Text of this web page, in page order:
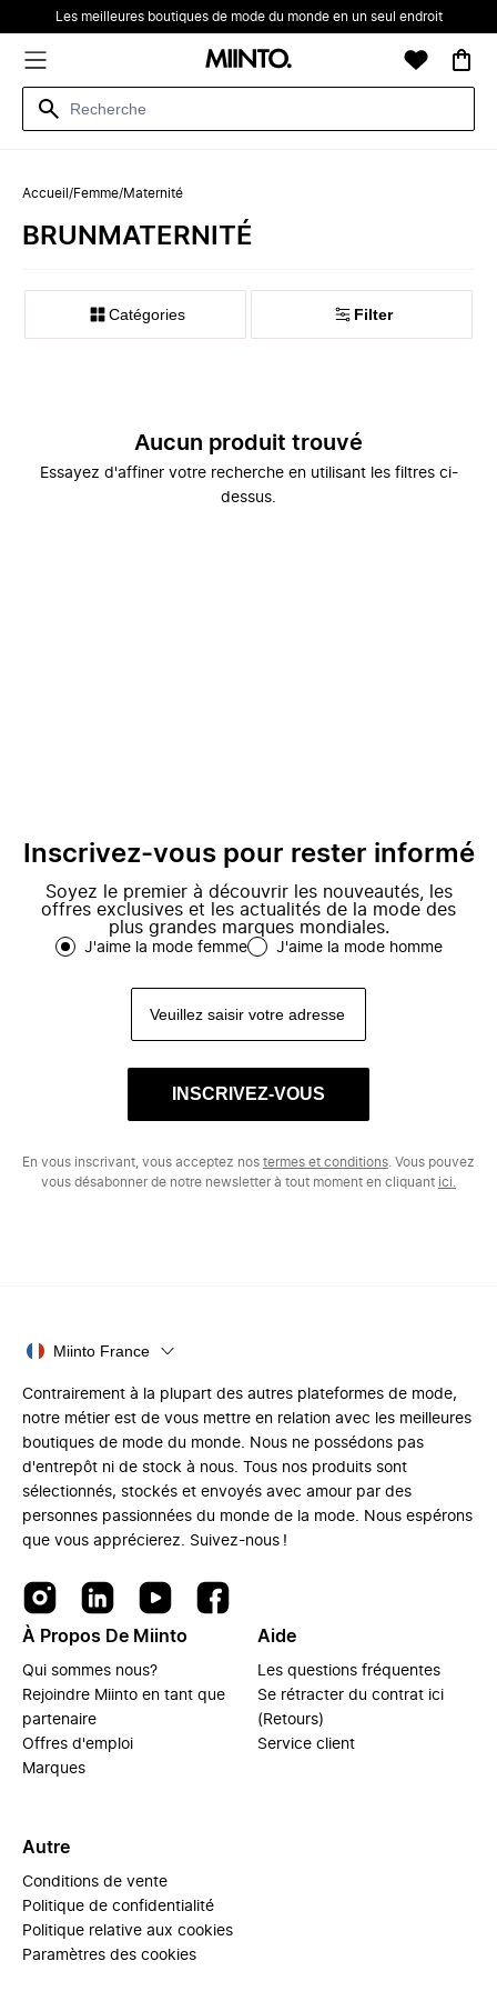
Les meilleures boutiques de mode du monde en un seul endroit
Accueil /Femme/Maternité
‪BRUN‬‪‬‪MATERNITÉ‬‪‬
Catégories Filter
Aucun produit trouvé
Essayez d'affiner votre recherche en utilisant les filtres ci-
dessus.
Inscrivez-vous pour rester informé
Soyez le premier à découvrir les nouveautés, les
offres exclusives et les actualités de la mode des
plus grandes marques mondiales.
J'aime la mode femme J'aime la mode homme
INSCRIVEZ-VOUS
En vous inscrivant, vous acceptez nos termes et conditions . Vous pouvez
vous désabonner de notre newsletter à tout moment en cliquant ici.
Miinto France
Contrairement à la plupart des autres plateformes de mode,
notre métier est de vous mettre en relation avec les meilleures
boutiques de mode du monde. Nous ne possédons pas
d'entrepôt ni de stock à nous. Tous nos produits sont
sélectionnés, stockés et envoyés avec amour par des
personnes passionnées du monde de la mode. Nous espérons
que vous apprécierez. Suivez-nous !
À Propos De Miinto
Qui sommes nous?
Rejoindre Miinto en tant que
partenaire
Offres d'emploi
Marques
Aide
Les questions fréquentes
Se rétracter du contrat ici
(Retours)
Service client
Autre
Conditions de vente
Politique de confidentialité
Politique relative aux cookies
Paramètres des cookies